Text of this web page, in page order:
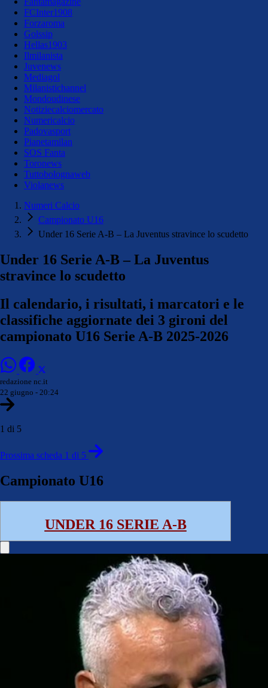
FCInter1908
Forzaroma
Golssip
Hellas1903
Ilmilanista
Juvenews
Mediagol
Milanistichannel
Mondoudinese
Notiziecalciomercato
Numericalcio
Padovasport
Pianetamilan
SOS Fanta
Toronews
Tuttobolognaweb
Violanews
Numeri Calcio
Campionato U16
Under 16 Serie A-B – La Juventus stravince lo scudetto
Under 16 Serie A-B – La Juventus
stravince lo scudetto
Il calendario, i risultati, i marcatori e le
classifiche aggiornate dei 3 gironi del
campionato U16 Serie A-B 2025-2026
redazione nc.it
22 giugno - 20:24
1 di 5
Prossima scheda 1 di 5
Campionato U16
UNDER 16 SERIE A-B